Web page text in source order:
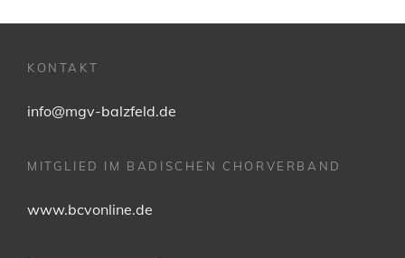
KONTAKT
info@mgv-balzfeld.de
MITGLIED IM BADISCHEN CHORVERBAND
www.bcvonline.de